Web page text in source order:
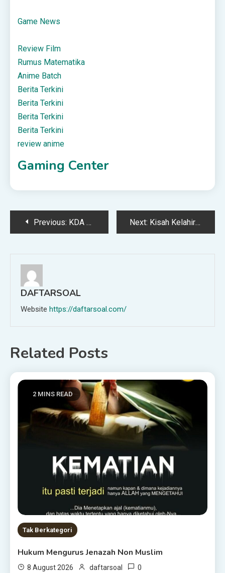
Game News
Review Film
Rumus Matematika
Anime Batch
Berita Terkini
Berita Terkini
Berita Terkini
Berita Terkini
review anime
Gaming Center
PostPrevious: KDA FC Diperintah Bayar Lebih RM400 Ribu Kepada Irfan Zakaria Next: Kisah Kelahiran Rasulullah SAW & Kenapa Abdul Muttalib Beri Nama ‘Muhammad’ Kepada Baginda
DAFTARSOAL
Website https://daftarsoal.com/
Related Posts
2 MINS READ
Tak Berkategori
Hukum Mengurus Jenazah Non Muslim
8 August 2026 daftarsoal 0